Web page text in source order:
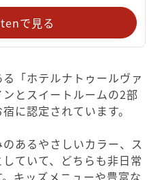
で見る
「ホテルナトゥールヴァ
とスイートルームの2部
に認定されています。
あるやさしいカラー、ス
ていて、どちらも非日常